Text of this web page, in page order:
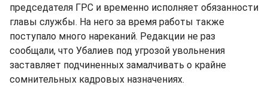
председателя ГРС и временно исполняет обязанности
главы службы. На него за время работы также
поступало много нареканий. Редакции не раз
сообщали, что Убалиев под угрозой увольнения
заставляет подчиненных замалчивать о крайне
сомнительных кадровых назначениях.